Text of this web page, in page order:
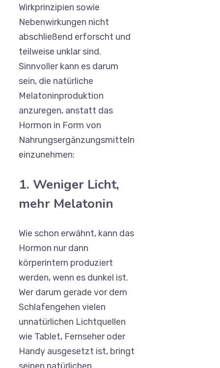
Wirkprinzipien sowie
Nebenwirkungen nicht
abschließend erforscht und
teilweise unklar sind.
Sinnvoller kann es darum
sein, die natürliche
Melatoninproduktion
anzuregen, anstatt das
Hormon in Form von
Nahrungsergänzungsmitteln
einzunehmen:
1. Weniger Licht,
mehr Melatonin
Wie schon erwähnt, kann das
Hormon nur dann
körperintern produziert
werden, wenn es dunkel ist.
Wer darum gerade vor dem
Schlafengehen vielen
unnatürlichen Lichtquellen
wie Tablet, Fernseher oder
Handy ausgesetzt ist, bringt